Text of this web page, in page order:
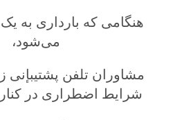
هنگامی که بارداری به
می‌شود،
مشاوران تلفن پشتيبإنی
شرایط اضطراری در